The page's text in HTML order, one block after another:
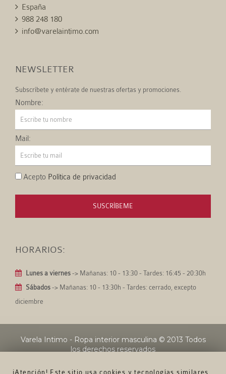
¡Atención! Este sitio usa cookies y tecnologías similares.
España
988 248 180
info@varelaintimo.com
NEWSLETTER
Subscríbete y entérate de nuestras ofertas y promociones.
Nombre:
Mail:
Acepto Política de privacidad
SUSCRÍBEME
HORARIOS:
Lunes a viernes -> Mañanas: 10 - 13:30 - Tardes: 16:45 - 20:30h
Sábados -> Mañanas: 10 - 13:30h - Tardes: cerrado, excepto
diciembre
Varela Intimo - Ropa interior masculina © 2013 Todos
los derechos reservados